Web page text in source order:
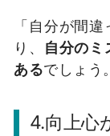
「自分が間
り、
自分のミ
あるでしょう。
4.向上心